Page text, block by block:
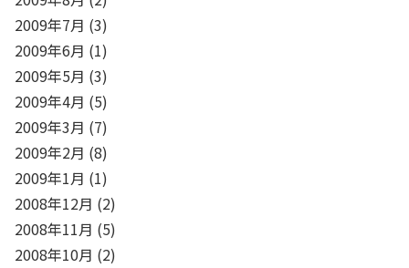
2009年7月 (3)
2009年6月 (1)
2009年5月 (3)
2009年4月 (5)
2009年3月 (7)
2009年2月 (8)
2009年1月 (1)
2008年12月 (2)
2008年11月 (5)
2008年10月 (2)